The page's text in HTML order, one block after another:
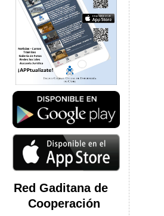
Red Gaditana de
Cooperación